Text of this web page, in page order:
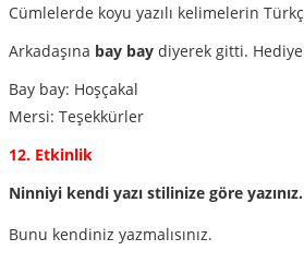
Cümlelerde koyu yazılı kelimelerin
Arkadaşına bay bay diyerek gitti.
Bay bay: Hoşçakal
Mersi: Teşekkürler
12. Etkinlik
Ninniyi kendi yazı stilinize göre yazınız.
Bunu kendiniz yazmalısınız.